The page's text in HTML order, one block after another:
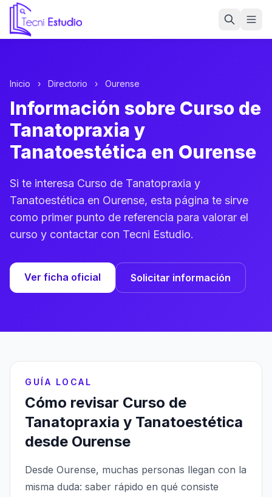
Ir a la página de inicio de Tecni Estudio
Inicio › Directorio › Ourense
Información sobre Curso de
Tanatopraxia y
Tanatoestética en Ourense
Si te interesa Curso de Tanatopraxia y
Tanatoestética en Ourense, esta página te sirve
como primer punto de referencia para valorar el
curso y contactar con Tecni Estudio.
Ver ficha oficial Solicitar información
GUÍA LOCAL
Cómo revisar Curso de
Tanatopraxia y Tanatoestética
desde Ourense
Desde Ourense, muchas personas llegan con la
misma duda: saber rápido en qué consiste